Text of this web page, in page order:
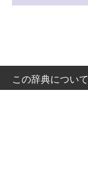
この辞典について